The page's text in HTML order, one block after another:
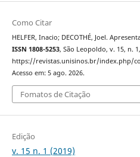
Como Citar
HELFER, Inacio; DECOTHÉ, Joel.
ISSN 1808-5253, São Leopoldo, v. 15, n.
https://revistas.unisinos.br/index.php/
Acesso em: 5 ago. 2026.
Fomatos de Citação
Edição
v. 15 n. 1 (2019)